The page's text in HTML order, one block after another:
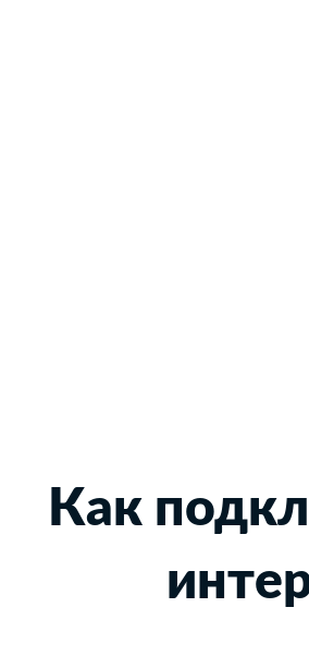
Как